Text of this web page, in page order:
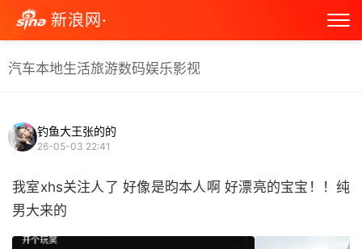
新浪网·
汽车本地生活旅游数码娱乐影视
钓鱼大王张的的
26-05-03 22:41
我室xhs关注人了 好像是昀本人啊 好漂亮的宝宝！！纯
男大来的 ​